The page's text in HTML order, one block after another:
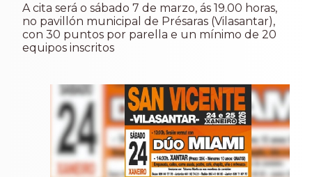
A cita será o sábado 7 de marzo, ás 19.00 horas,
no pavillón municipal de Présaras (Vilasantar),
con 30 puntos por parella e un mínimo de 20
equipos inscritos